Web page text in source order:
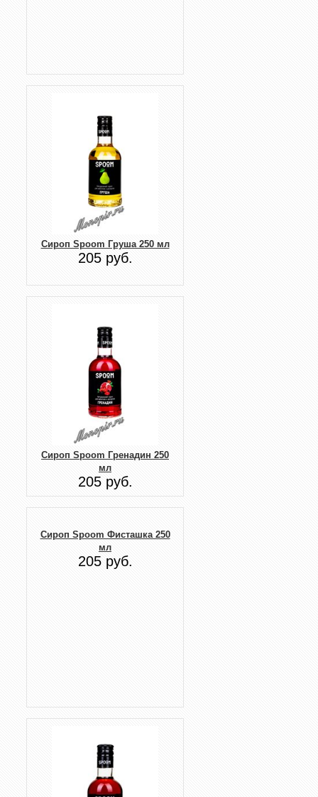
Сироп Spoom Груша 250 мл
205 руб.
Сироп Spoom Гренадин 250
мл
205 руб.
Сироп Spoom Фисташка 250
мл
205 руб.